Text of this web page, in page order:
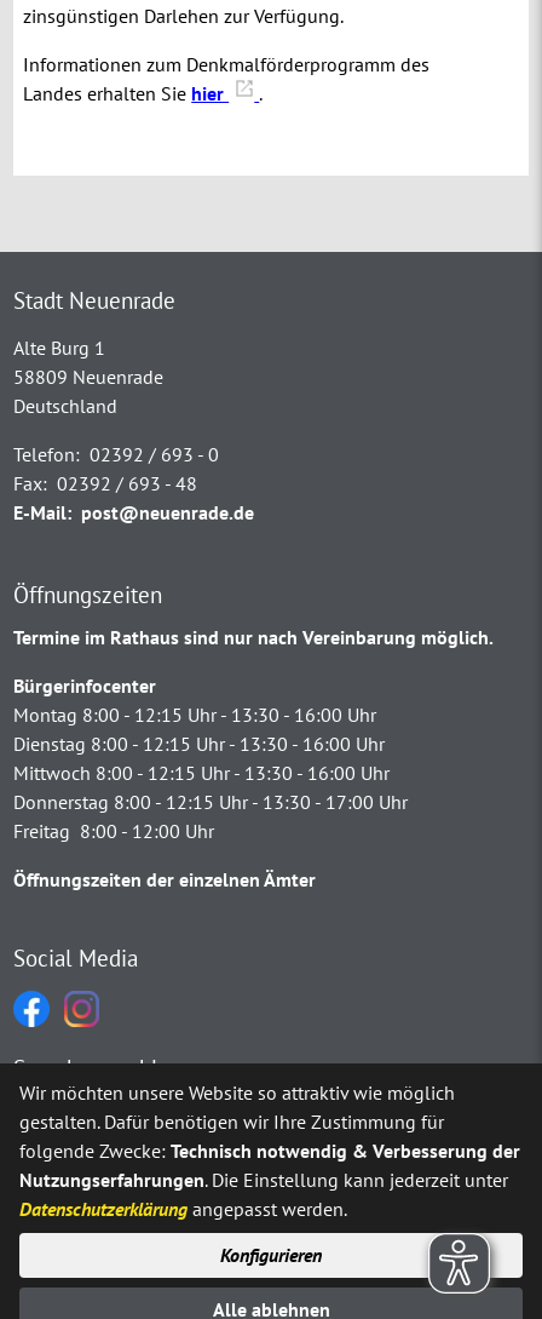
zinsgünstigen Darlehen zur Verfügung.
Informationen zum Denkmalförderprogramm des
Landes erhalten Siehier .
Stadt Neuenrade
Alte Burg 1
58809 Neuenrade
Deutschland
Telefon: 02392 / 693 - 0
Fax: 02392 / 693 - 48
E-Mail: post@neuenrade.de
Öffnungszeiten
Termine im Rathaus sind nur nach Vereinbarung möglich.
Bürgerinfocenter
Montag 8:00 - 12:15 Uhr - 13:30 - 16:00 Uhr
Dienstag 8:00 - 12:15 Uhr - 13:30 - 16:00 Uhr
Mittwoch 8:00 - 12:15 Uhr - 13:30 - 16:00 Uhr
Donnerstag 8:00 - 12:15 Uhr - 13:30 - 17:00 Uhr
Freitag 8:00 - 12:00 Uhr
Öffnungszeiten der einzelnen Ämter
Social Media
Sprachauswahl
Möchten Sie vonGoogle Translate bereitgestellte externe
Ja Immer
Impressum Datenschutz
Wir möchten unsere Website so attraktiv wie möglich
gestalten. Dafür benötigen wir Ihre Zustimmung für
folgende Zwecke:Technisch notwendig & Verbesserung der
Nutzungserfahrungen. Die Einstellung kann jederzeit unter
Datenschutzerklärung angepasst werden.
Konfigurieren
Alle ablehnen